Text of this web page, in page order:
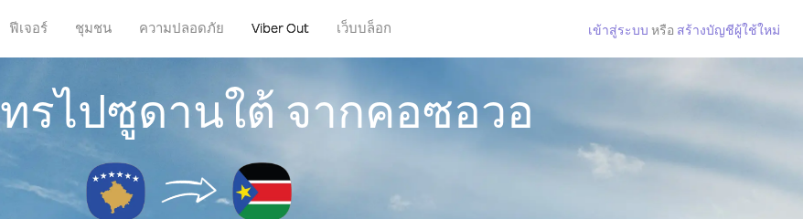
ฟีเจอร์ ชุมชน ความปลอดภัย Viber Out เว็บบล็อก เข้าสู่ระบบ หรือ สร้างบัญชีผู้ใช้ใหม่
รไปซูดานใต้ จากคอซอวอ